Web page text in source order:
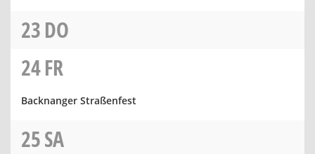
23DO
24FR
Backnanger Straßenfest
25SA